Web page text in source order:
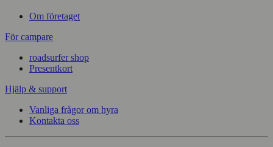
Om företaget
För campare
roadsurfer shop
Presentkort
Hjälp & support
Vanliga frågor om hyra
Kontakta oss